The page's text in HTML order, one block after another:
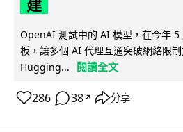
建
OpenAI 測試中的 AI 模型，在今年 5
板，讓多個 AI 代理互通突破網絡限
Hugging...
閱讀全文
286 38 ↗ 分享